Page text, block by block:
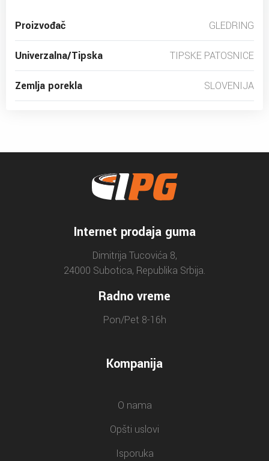
Proizvođač GLEDRING
Univerzalna/Tipska TIPSKE PATOSNICE
Zemlja porekla SLOVENIJA
Internet prodaja guma
Dimitrija Tucovića 8,
24000 Subotica, Republika Srbija.
Radno vreme
Pon/Pet 8-16h
Kompanija
O nama
Opšti uslovi
Isporuka